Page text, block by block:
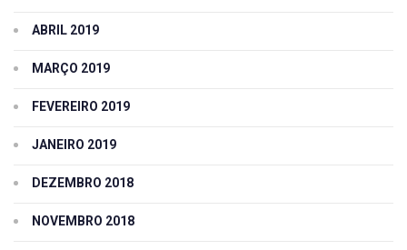
ABRIL 2019
MARÇO 2019
FEVEREIRO 2019
JANEIRO 2019
DEZEMBRO 2018
NOVEMBRO 2018